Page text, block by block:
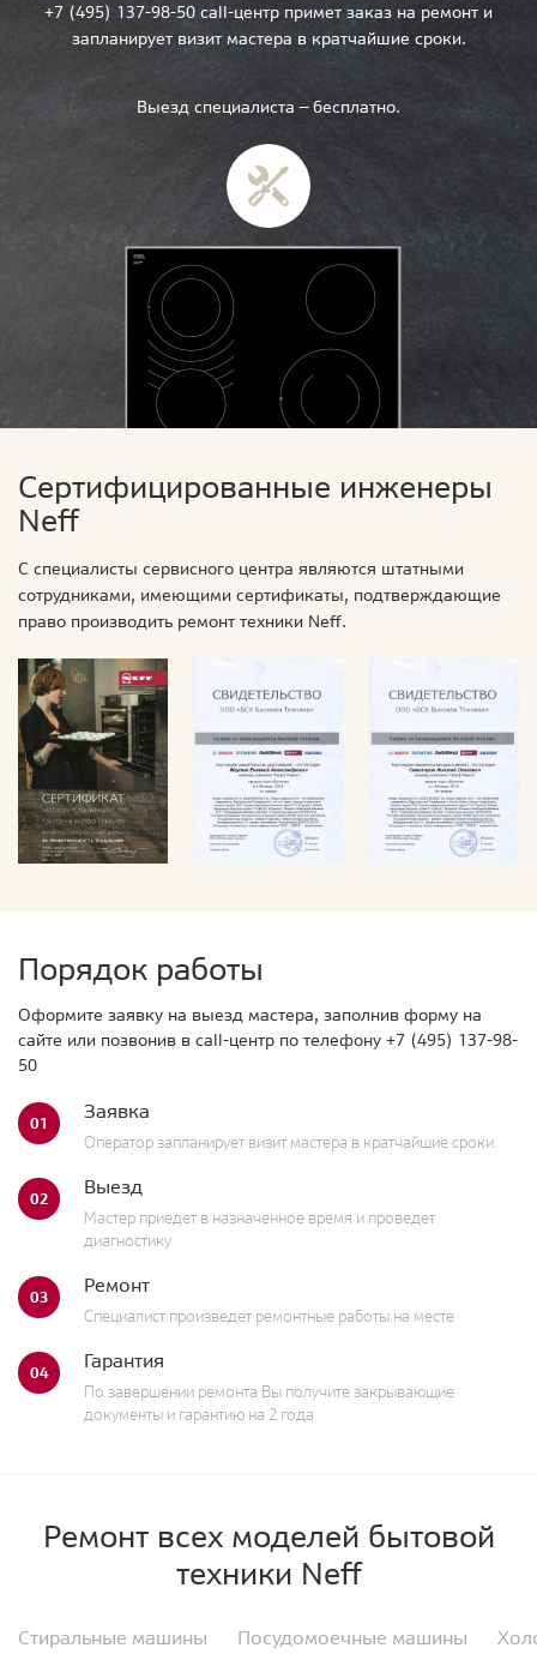
+7 (495) 137-98-50 call-центр примет заказ на ремонт и
запланирует визит мастера в кратчайшие сроки.
Выезд специалиста — бесплатно.
Сертифицированные инженеры
Neff
С специалисты сервисного центра являются штатными
сотрудниками, имеющими сертификаты, подтверждающие
право производить ремонт техники Neff.
Порядок работы
Оформите заявку на выезд мастера, заполнив форму на
сайте или позвонив в call-центр по телефону +7 (495) 137-98-
50
01 Заявка
Оператор запланирует визит мастера в кратчайшие сроки.
02 Выезд
Мастер приедет в назначенное время и проведет
диагностику
03 Ремонт
Специалист произведет ремонтные работы на месте
04 Гарантия
По завершении ремонта Вы получите закрывающие
документы и гарантию на 2 года
Ремонт всех моделей бытовой
техники Neff
Стиральные машины Посудомоечные машины